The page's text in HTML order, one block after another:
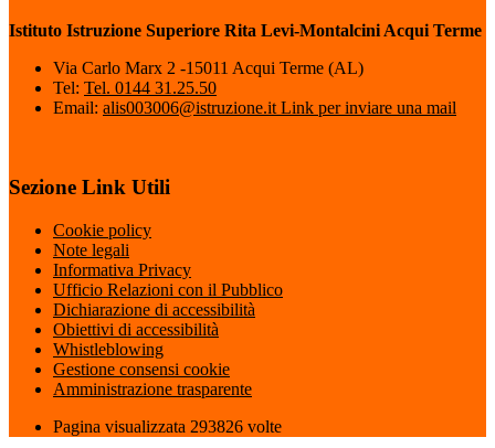
Istituto Istruzione Superiore Rita Levi-Montalcini Acqui Terme
Via Carlo Marx 2 -15011 Acqui Terme (AL)
Tel: Tel. 0144 31.25.50
Email: alis003006@istruzione.it Link per inviare una mail
Sezione Link Utili
Cookie policy
Note legali
Informativa Privacy
Ufficio Relazioni con il Pubblico
Dichiarazione di accessibilità
Obiettivi di accessibilità
Whistleblowing
Gestione consensi cookie
Amministrazione trasparente
Pagina visualizzata 293826 volte